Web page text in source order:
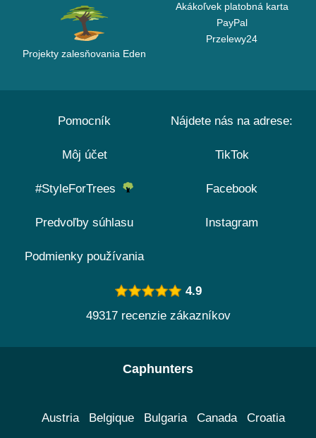
Projekty zalesňovania Eden
Akákoľvek platobná karta
PayPal
Przelewy24
Pomocník
Môj účet
#StyleForTrees
Predvoľby súhlasu
Podmienky používania
Nájdete nás na adrese:
TikTok
Facebook
Instagram
4.9
49317 recenzie zákazníkov
Caphunters
Austria Belgique Bulgaria Canada Croatia